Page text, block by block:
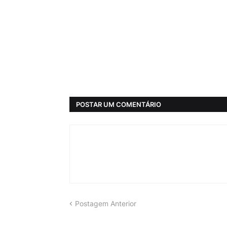
POSTAR UM COMENTÁRIO
Postagem Anterior